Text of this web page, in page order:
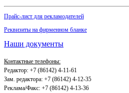
Прайс-лист для рекламодателей
Реквизиты на фирменном бланке
Наши документы
Контактные телефоны:
Редактор: +7 (86142) 4-11-61
Зам. редактора: +7 (86142) 4-12-35
Реклама/Факс: +7 (86142) 4-13-36